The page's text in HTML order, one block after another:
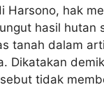
Harsono, hak
hasil hutan
tanah dalam
Dikatakan
tidak